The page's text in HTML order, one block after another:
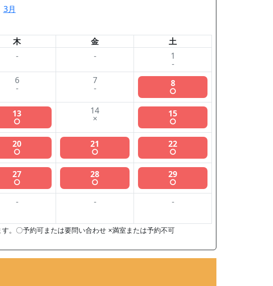
3月
木 金
土
- - 1
-
6
-
7
- 8
○
13
○
14
× 15
○
20
○
21
○
22
○
27
○
28
○
29
○
- - -
。〇予約可または要問い合わせ ×満室または予約不可